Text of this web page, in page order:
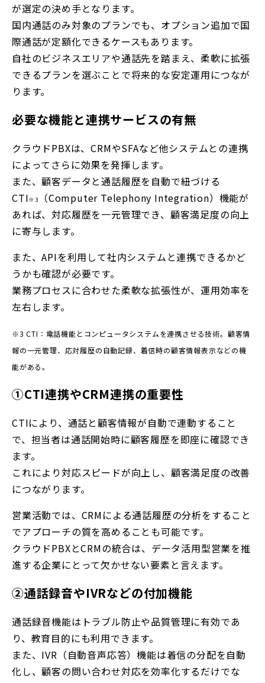
が選定の決め手となります。
国内通話のみ対象のプランでも、オプション追加で国
際通話が定額化できるケースもあります。
自社のビジネスエリアや通話先を踏まえ、柔軟に拡張
できるプランを選ぶことで将来的な安定運用につなが
ります。
必要な機能と連携サービスの有無
クラウドPBXは、CRMやSFAなど他システムとの連携
によってさらに効果を発揮します。
また、顧客データと通話履歴を自動で紐づける
CTI※3
（Computer Telephony Integration）機能が
あれば、対応履歴を一元管理でき、顧客満足度の向上
に寄与します。
また、APIを利用して社内システムと連携できるかど
うかも確認が必要です。
業務プロセスに合わせた柔軟な拡張性が、運用効率を
左右します。
※3 CTI：電話機能とコンピュータシステムを連携させる技術。顧客情
報の一元管理、応対履歴の自動記録、着信時の顧客情報表示などの機
能がある。
①CTI連携やCRM連携の重要性
CTIにより、通話と顧客情報が自動で連動すること
で、担当者は通話開始時に顧客履歴を即座に確認でき
ます。
これにより対応スピードが向上し、顧客満足度の改善
につながります。
営業活動では、CRMによる通話履歴の分析をすること
でアプローチの質を高めることも可能です。
クラウドPBXとCRMの統合は、データ活用型営業を推
進する企業にとって欠かせない要素と言えます。
②通話録音やIVRなどの付加機能
通話録音機能はトラブル防止や品質管理に有効であ
り、教育目的にも利用できます。
また、IVR（自動音声応答）機能は着信の分配を自動
化し、顧客の問い合わせ対応を効率化するだけでな